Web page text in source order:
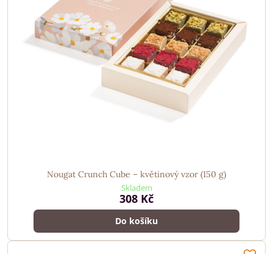
Nougat Crunch Cube – květinový vzor (150 g)
Skladem
308 Kč
Do košíku